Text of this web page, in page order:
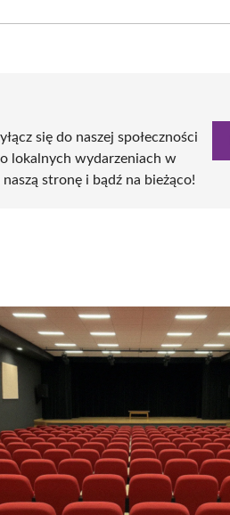
się do naszej społeczności
lokalnych wydarzeniach w
stronę i bądź na bieżąco!